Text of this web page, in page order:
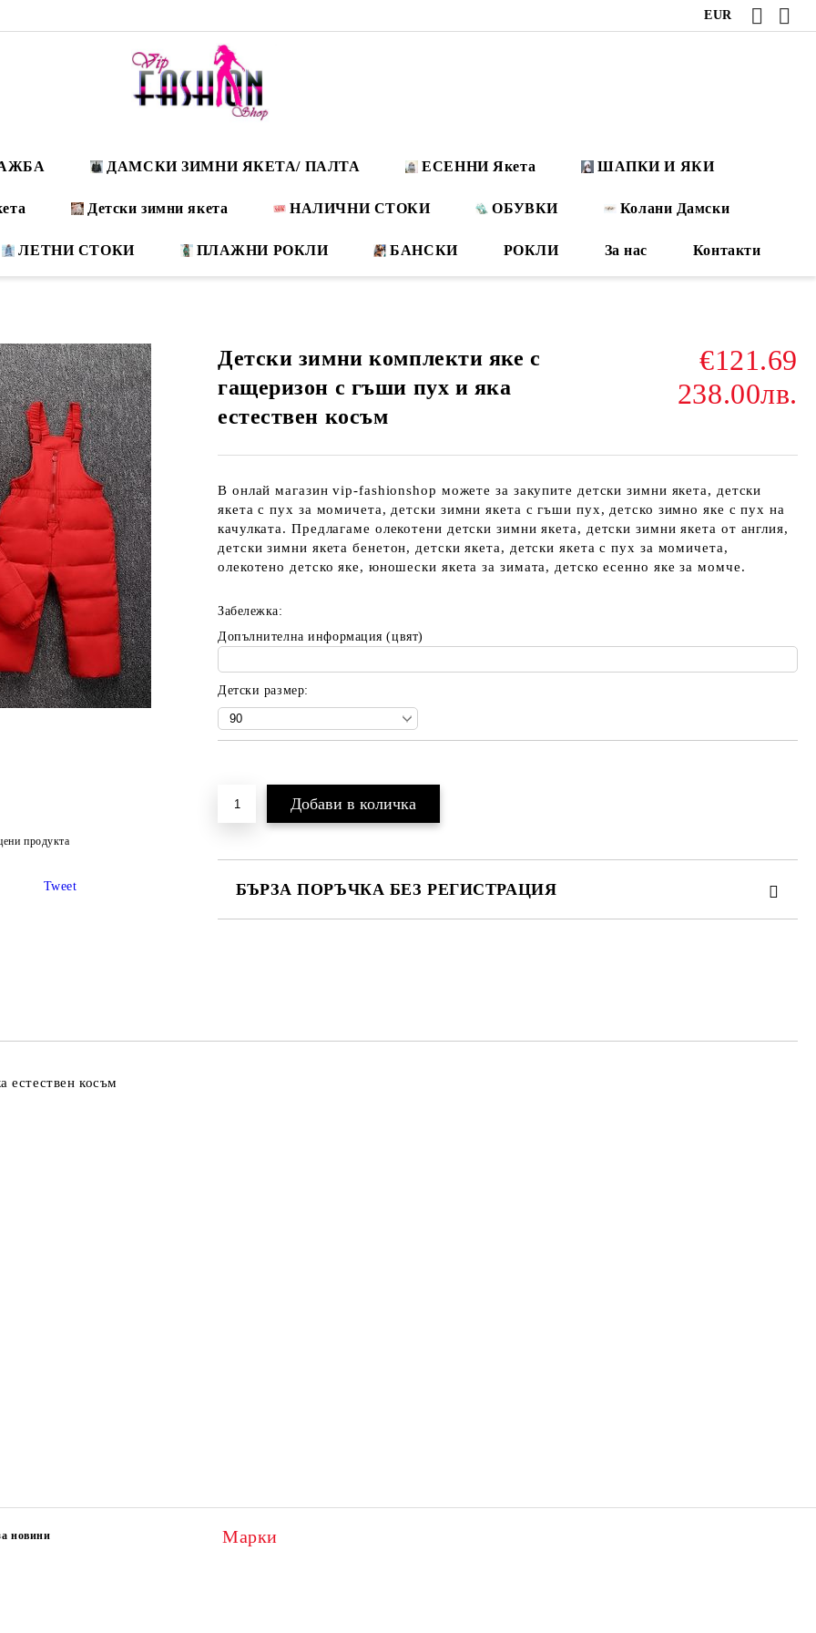
EUR
ДАМСКИ ЗИМНИ ЯКЕТА/ ПАЛТА ЕСЕННИ Якета ШАПКИ И ЯКИ
Детски зимни якета НАЛИЧНИ СТОКИ ОБУВКИ Колани Дамски
ЛЕТНИ СТОКИ ПЛАЖНИ РОКЛИ БАНСКИ РОКЛИ За нас Контакти
Детски зимни комплекти яке с
гащеризон с гъши пух и яка
естествен косъм
€121.69
238.00лв.
В онлай магазин vip-fashionshop можете за закупите детски зимни якета, детски
якета с пух за момичета, детски зимни якета с гъши пух, детско зимно яке с пух на
качулката. Предлагаме олекотени детски зимни якета, детски зимни якета от англия,
детски зимни якета бенетон, детски якета, детски якета с пух за момичета,
олекотено детско яке, юношески якета за зимата, детско есенно яке за момче.
Забележка:
Допълнителна информация (цвят)
Детски размер:
БЪРЗА ПОРЪЧКА БЕЗ РЕГИСТРАЦИЯ
продукта
Tweet
естествен косъм
новини
Марки